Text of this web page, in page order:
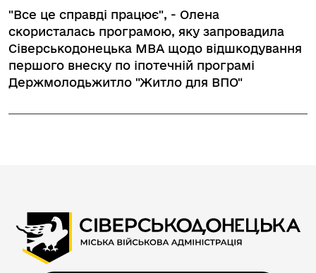
"Все це справді працює", - Олена
скористалась програмою, яку запровадила
Сіверськодонецька МВА щодо відшкодування
першого внеску по іпотечній програмі
Держмолодьжитло "Житло для ВПО"